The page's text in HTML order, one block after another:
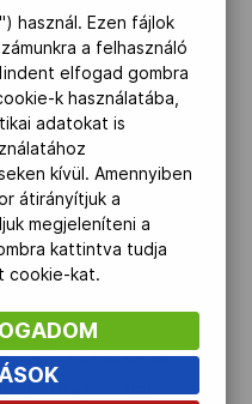
Országos
utazás-
Brazíliában a
köszönt be a
Ezzel
egy friss
ötszázezer az
hogy valaki
használ. Ezen fájlok
a felhasználó
elfogad gombra
k használatába,
adatokat is
kívül. Amennyiben
átirányítjuk a
megjeleníteni a
kattintva tudja
cookie-kat.